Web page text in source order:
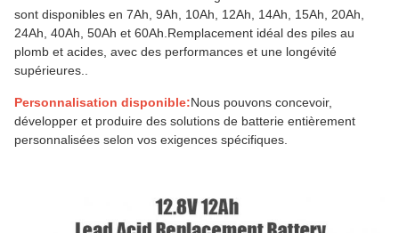
sont disponibles en 7Ah, 9Ah, 10Ah, 12Ah, 14Ah, 15Ah, 20Ah,
24Ah, 40Ah, 50Ah et 60Ah.Remplacement idéal des piles au
plomb et acides, avec des performances et une longévité
supérieures..
Personnalisation disponible:Nous pouvons concevoir,
développer et produire des solutions de batterie entièrement
personnalisées selon vos exigences spécifiques.